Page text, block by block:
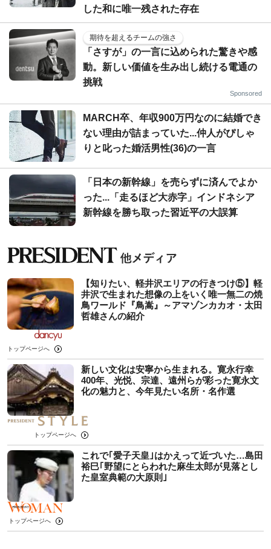
した和に唯一残された存在
期待を超えるチームの強さ
「さすが」の一言に込められた驚きや感
動。新しい価値を生み出し続ける電通の
挑戦
Sponsored
MARCH卒、年収900万円なのに結婚でき
ない理由が詰まっていた...仲人がぴしゃ
りと叱った婚活男性(36)の一言
「日本の新幹線」を売らずに済んでよか
った...「走るほど大赤字」インドネシア
新幹線を勝ち取った習近平の大誤算
【知りたい、軽井沢エリアの行きつけ⑤】軽
井沢で生まれた想像の上をいく唯一無二の焼
鳥ワールド『鳥嵩』～アマゾンカカオ・太田
哲雄さんの紹介
トップページへ
新しい文化は安寧から生まれる。寛永行幸
400年、光悦、宗達、遠州らが彩った寛永文
化の魅力と、今年見たい名所・名作選
トップページへ
これで｢愛子天皇｣はかえって近づいた…島田
裕巳｢野望にとらわれた麻生太郎が見落とし
た皇室典範の大原則｣
トップページへ